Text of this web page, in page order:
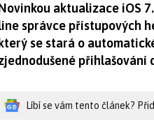
aktualizace iOS
správce přístupových
se stará o
přihlašování
Líbí se vám tento článek?